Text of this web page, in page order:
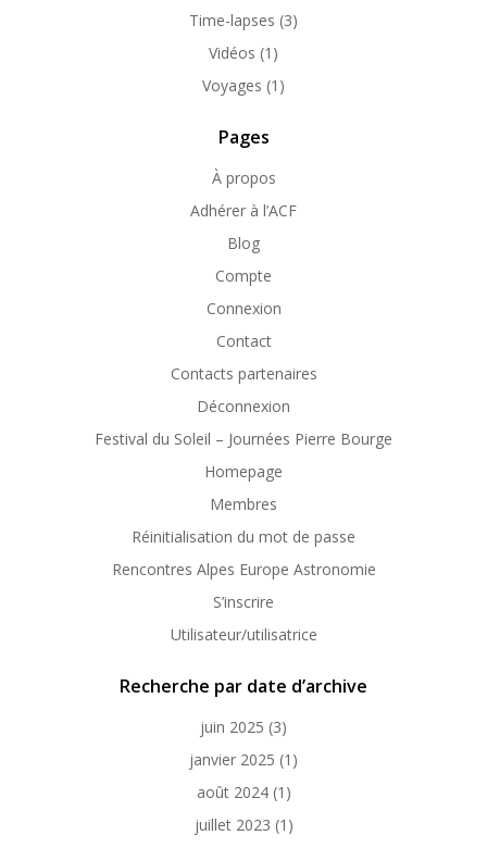
Time-lapses (3)
Vidéos (1)
Voyages (1)
Pages
À propos
Adhérer à l’ACF
Blog
Compte
Connexion
Contact
Contacts partenaires
Déconnexion
Festival du Soleil – Journées Pierre Bourge
Homepage
Membres
Réinitialisation du mot de passe
Rencontres Alpes Europe Astronomie
S’inscrire
Utilisateur/utilisatrice
Recherche par date d’archive
juin 2025 (3)
janvier 2025 (1)
août 2024(1)
juillet 2023 (1)